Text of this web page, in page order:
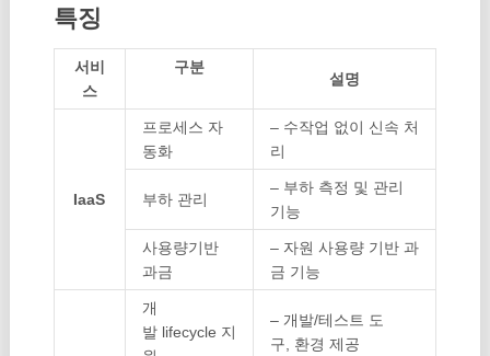
특징
서비
스
구분
설명
IaaS
프로세스 자
동화
– 수작업 없이 신속 처
리
부하 관리
– 부하 측정 및 관리
기능
사용량기반
과금
– 자원 사용량 기반 과
금 기능
개
발 lifecycle 지
– 개발/테스트 도
구, 환경 제공